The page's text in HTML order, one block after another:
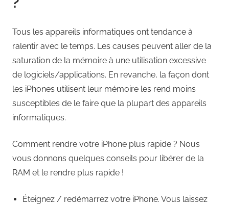
Tous les appareils informatiques ont tendance à
ralentir avec le temps. Les causes peuvent aller de la
saturation de la mémoire à une utilisation excessive
de logiciels/applications. En revanche, la façon dont
les iPhones utilisent leur mémoire les rend moins
susceptibles de le faire que la plupart des appareils
informatiques.
Comment rendre votre iPhone plus rapide ? Nous
vous donnons quelques conseils pour libérer de la
RAM et le rendre plus rapide !
Éteignez / redémarrez votre iPhone. Vous laissez